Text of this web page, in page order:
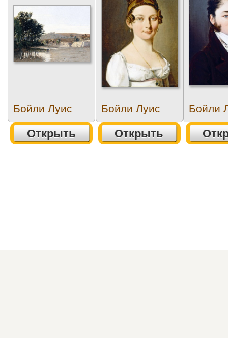
Бойли Луис
Открыть
Бойли Луис
Открыть
Бойли